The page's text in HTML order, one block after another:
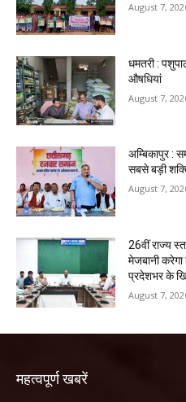
August 7,
धमतरी :
औषधियां
August 7,
अम्बिकापुर :
सबसे बड़ी
August 7,
26वीं राज्य
मेजबानी
प्रदेशभर के
August 7,
महत्वपूर्ण खबरें